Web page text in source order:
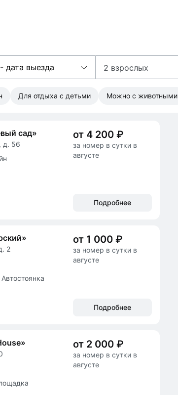
дата выезда 2 взрослых
Для отдыха с детьми Можно с животными
сад»
д. 56
от 4 200 ₽
за номер в сутки в
августе
Подробнее
2
Автостоянка
от 1 000 ₽
за номер в сутки в
августе
Подробнее
от 2 000 ₽
за номер в сутки в
августе